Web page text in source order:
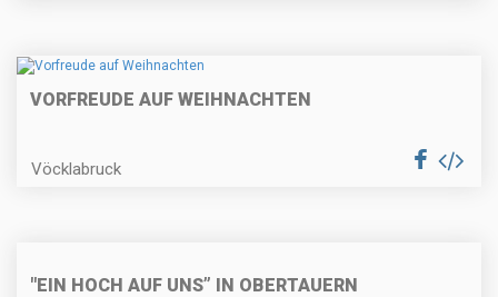
VORFREUDE AUF WEIHNACHTEN
Vöcklabruck
"EIN HOCH AUF UNS” IN OBERTAUERN